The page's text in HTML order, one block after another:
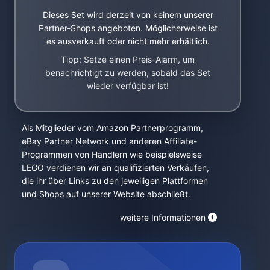
Dieses Set wird derzeit von keinem unserer
Partner-Shops angeboten. Möglicherweise ist
es ausverkauft oder nicht mehr erhältlich.
Tipp: Setze einen Preis-Alarm, um
benachrichtigt zu werden, sobald das Set
wieder verfügbar ist!
Als Mitglieder vom Amazon Partnerprogramm,
eBay Partner Network und anderen Affiliate-
Programmen von Händlern wie beispielsweise
LEGO verdienen wir an qualifizierten Verkäufen,
die ihr über Links zu den jeweiligen Plattformen
und Shops auf unserer Website abschließt.
weitere Informationen